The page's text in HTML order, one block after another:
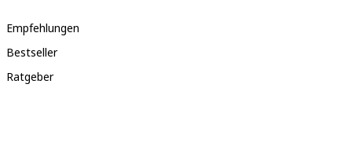
Empfehlungen
Bestseller
Ratgeber